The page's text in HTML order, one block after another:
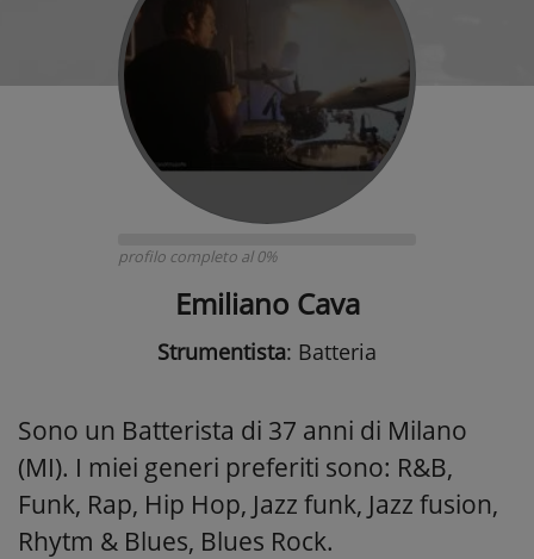
profilo completo al 0%
Emiliano Cava
Strumentista: Batteria
Sono un Batterista di 37 anni di Milano
(MI). I miei generi preferiti sono: R&B,
Funk, Rap, Hip Hop, Jazz funk, Jazz fusion,
Rhytm & Blues, Blues Rock.